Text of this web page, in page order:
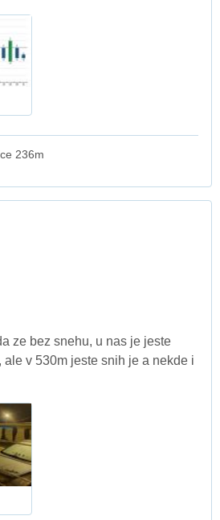
236m
ze bez snehu, u nas je jeste
v 530m jeste snih je a nekde i